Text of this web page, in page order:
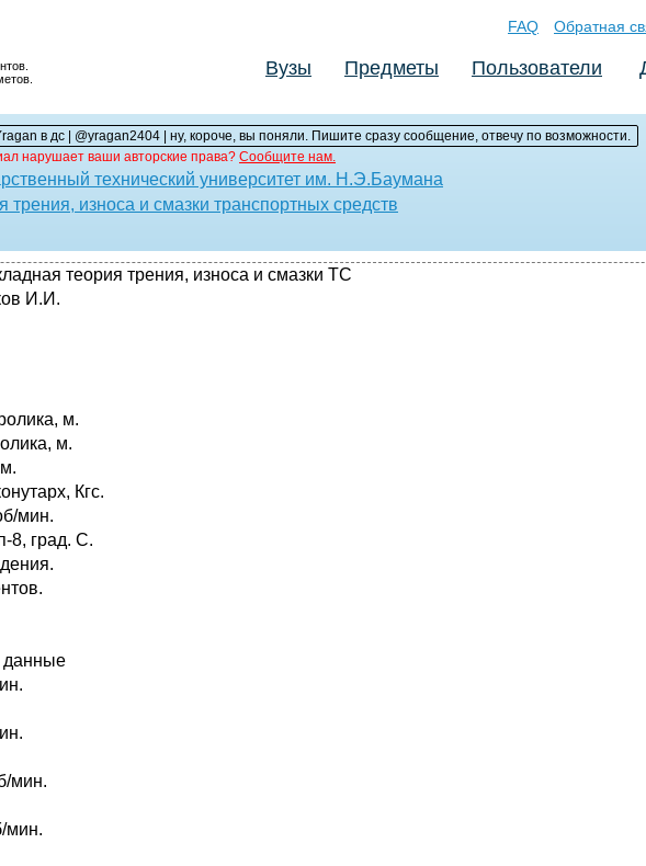
FAQ Обратная
Вузы Предметы Пользователи
в дс | @yragan2404 | ну, короче, вы поняли. Пишите сразу сообщение, отвечу по возможности.
нарушает ваши авторские права? Сообщите нам.
технический университет им. H.Э.Баумана
трения, износа и смазки транспортных средств
теория трения, износа и смазки ТС
И.И.
м.
м.
Кгс.
мин.
8, град. С.
данные
мин.
мин.